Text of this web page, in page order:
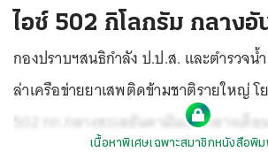
ไอซ์ 502 กิโลกรัม กลาง
กองปราบฯสนธิกำลัง ป.ป.ส. และตำรวจน้
ล่าเครือข่ายยาเสพติดข้ามชาติรายใหญ่
502 กก.กลางทะเลอันดามันเมื่อกลางเดือ
เนื้อหาพิเศษเฉพาะสมาชิกหนังสือพิม